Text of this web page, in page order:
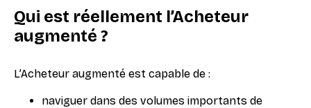
Qui est réellement l’Acheteur
augmenté ?
L’Acheteur augmenté est capable de :
naviguer dans des volumes importants de